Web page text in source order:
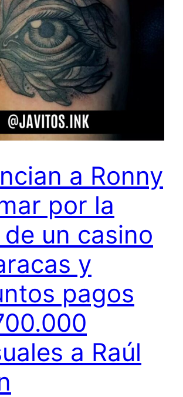
a Ronny
por la
un casino
y
pagos
a Raúl